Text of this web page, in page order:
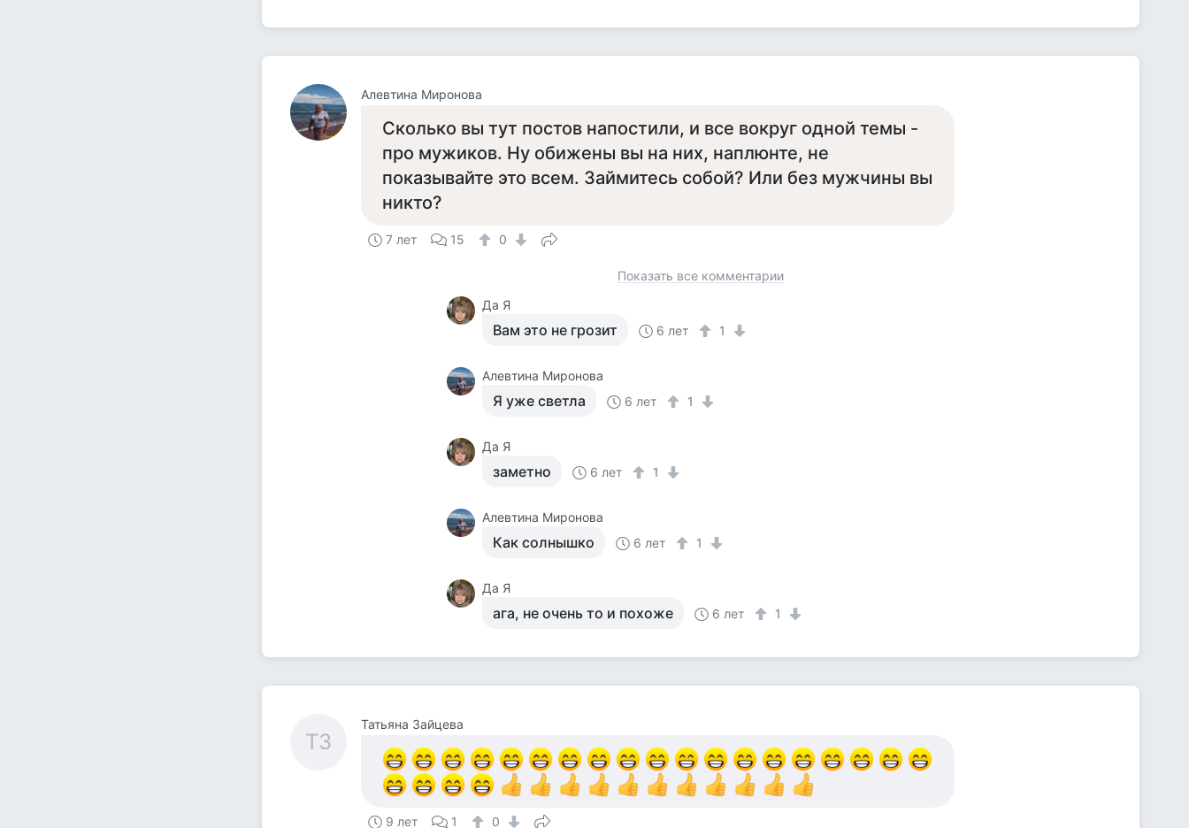
Алевтина Миронова
Сколько вы тут постов напостили, и все вокруг одной темы -
про мужиков. Ну обижены вы на них, наплюнте, не
показывайте это всем. Займитесь собой? Или без мужчины вы
никто?
7 лет 15 0
Показать все комментарии
Да Я
Вам это не грозит 6 лет 1
Алевтина Миронова
Я уже светла 6 лет 1
Да Я
заметно 6 лет 1
Алевтина Миронова
Как солнышко 6 лет 1
Да Я
ага, не очень то и похоже 6 лет 1
ТЗ
Татьяна Зайцева
9 лет 1 0